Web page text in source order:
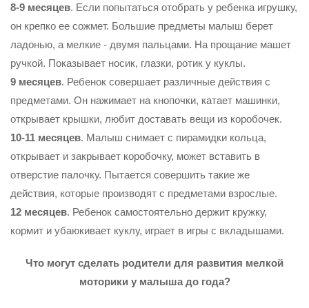
8-9 месяцев. Если попытаться отобрать у ребенка игрушку,
он крепко ее со­жмет. Большие предметы малыш берет
ладонью, а мелкие - двумя пальцами. На прощание машет
ручкой. Показывает носик, глазки, ротик у куклы.
9 месяцев. Ребенок совершает различные действия с
предметами. Он нажи­мает на кнопочки, катает машинки,
открывает крышки, любит доставать вещи из коробочек.
10-11 месяцев. Малыш снимает с пирамидки кольца,
открывает и закрывает коробочку, может вставить в
отверстие палочку. Пытается совершить такие же
действия, которые производят с предметами взрослые.
12 месяцев. Ребенок самостоятельно держит кружку,
кормит и убаюкивает куклу, играет в игры с вкладышами.
Что могут сделать родители для развития мелкой
моторики у малыша до года?